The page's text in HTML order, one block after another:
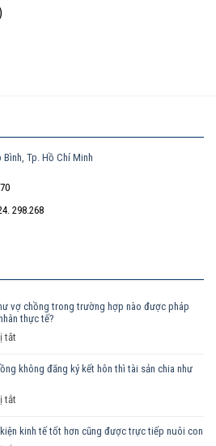
Tp. Hồ Chí Minh
298.268
vợ chồng trong trường hợp nào được pháp
thực tế?
tắt
nữ
vợ
không đăng ký kết hôn thì tài sản chia như
tắt
chung
kinh tế tốt hơn cũng được trực tiếp nuôi con